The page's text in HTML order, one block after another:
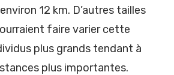
12 km. D’autres tailles
faire varier cette
plus grands tendant à
plus importantes.